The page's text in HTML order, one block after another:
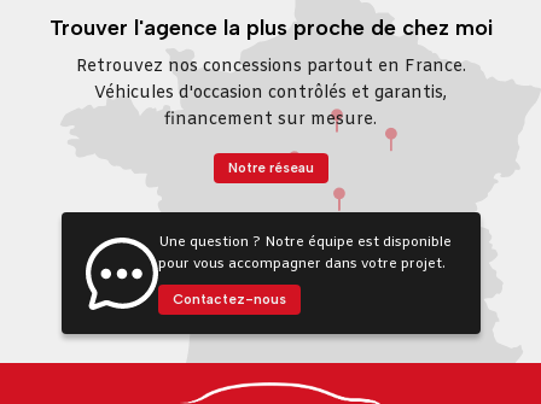
Trouver l'agence la plus proche de chez moi
Retrouvez nos concessions partout en France.
Véhicules d'occasion contrôlés et garantis,
financement sur mesure.
Notre réseau
Une question ? Notre équipe est disponible
pour vous accompagner dans votre projet.
Contactez-nous